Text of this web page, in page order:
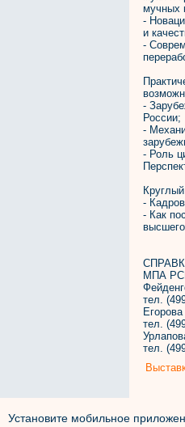
мучных
-
и
-
-
России;
-
- Роль
-
- Как
МПА
тел.
тел.
тел.
Установите мобильное